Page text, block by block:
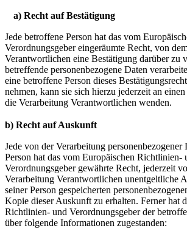
a) Recht auf Bestätigung
Jede betroffene Person hat das vom
Verordnungsgeber eingeräumte Recht, von
Verantwortlichen eine Bestätigung darüber zu
betreffende personenbezogene Daten
eine betroffene Person dieses
nehmen, kann sie sich hierzu jederzeit an
die Verarbeitung Verantwortlichen wenden.
b) Recht auf Auskunft
Jede von der Verarbeitung personenbezogener
Person hat das vom Europäischen Richtlinien-
Verordnungsgeber gewährte Recht, jederzeit
Verarbeitung Verantwortlichen unentgeltliche
seiner Person gespeicherten
Kopie dieser Auskunft zu erhalten. Ferner hat
Richtlinien- und Verordnungsgeber der
über folgende Informationen zugestanden: